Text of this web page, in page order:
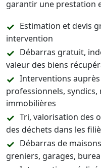
garantir une prestation
Estimation et devis
intervention
Débarras gratuit,
valeur des biens
Interventions
professionnels, syndics,
immobilières
Tri, valorisation des
des déchets dans les
Débarras de
greniers, garages,